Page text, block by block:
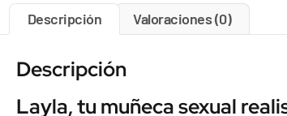
Descripción Valoraciones (0)
Descripción
Layla, tu muñeca sexual